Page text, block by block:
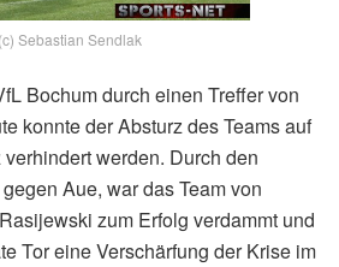
(c) Sebastian Sendlak
Bochum durch einen Treffer von
konnte der Absturz des Teams auf
werden. Durch den
Aue, war das Team von
zum Erfolg verdammt und
Tor eine Verschärfung der Krise im